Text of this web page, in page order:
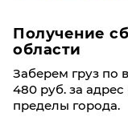
Получение
области
Заберем груз по
480 руб. за адрес
пределы города.